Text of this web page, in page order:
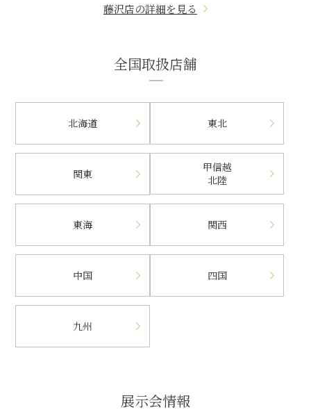
藤沢店の詳細を見る
全国取扱店舗
北海道 東北
関東
甲信越
北陸
東海 関西
中国 四国
九州
展示会情報